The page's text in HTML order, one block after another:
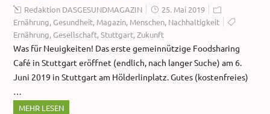
Redaktion DASGESUNDMAGAZIN
25. Mai 2019
Ernährung,Gesundheit, Magazin, Menschen, Nachhaltigkeit
Ernährung,Gesellschaft,Stuttgart,Zukunft
Was für Neuigkeiten! Das erste gemeinnützige Foodsharing
Café in Stuttgart eröffnet (endlich, nach langer Suche) am 6.
Juni 2019 in Stuttgart am Hölderlinplatz. Gutes (kostenfreies)
…
MEHR LESEN